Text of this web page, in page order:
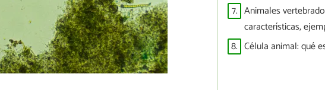
7. Animales
características,
8. Célula animal: qué